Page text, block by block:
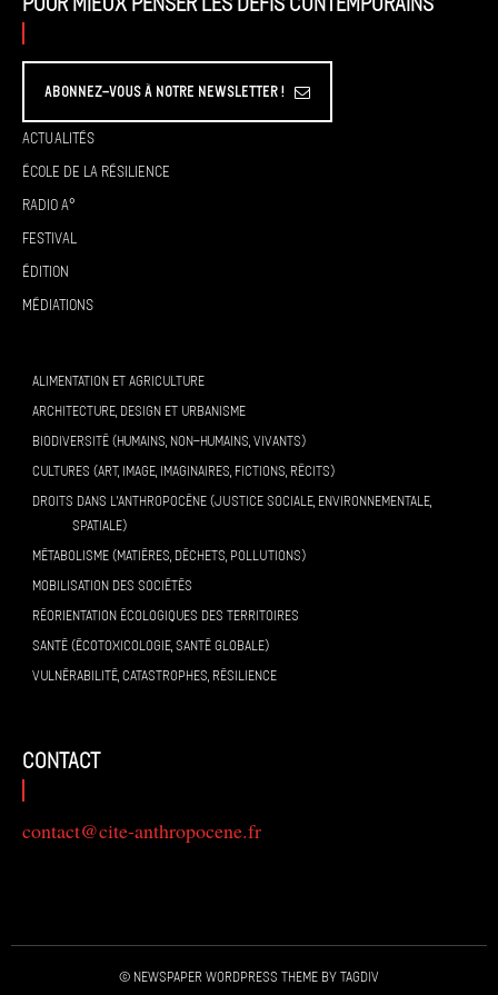
Abonnez-vous à Notre Newsletter !
Actualités
École de la résilience
Radio A°
Festival
Édition
Médiations
ALIMENTATION ET AGRICULTURE
ARCHITECTURE, DESIGN ET URBANISME
BIODIVERSITÉ (HUMAINS, NON-HUMAINS, VIVANTS)
CULTURES (ART, IMAGE, IMAGINAIRES, FICTIONS, RÉCITS)
DROITS DANS L’ANTHROPOCÈNE (JUSTICE SOCIALE, ENVIRONNEMENTALE,
SPATIALE)
MÉTABOLISME (MATIÈRES, DÉCHETS, POLLUTIONS)
MOBILISATION DES SOCIÉTÉS
RÉORIENTATION ÉCOLOGIQUES DES TERRITOIRES
SANTÉ (ÉCOTOXICOLOGIE, SANTÉ GLOBALE)
VULNÉRABILITÉ, CATASTROPHES, RÉSILIENCE
contact
contact@cite-anthropocene.fr
© Newspaper WordPress Theme by TagDiv